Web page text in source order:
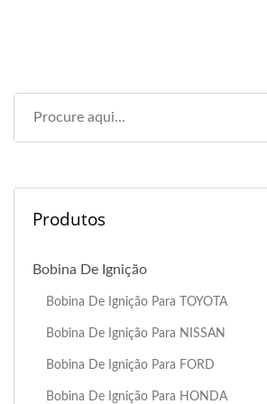
Produtos
Bobina De Ignição
Bobina De Ignição Para TOYOTA
Bobina De Ignição Para NISSAN
Bobina De Ignição Para FORD
Bobina De Ignição Para HONDA